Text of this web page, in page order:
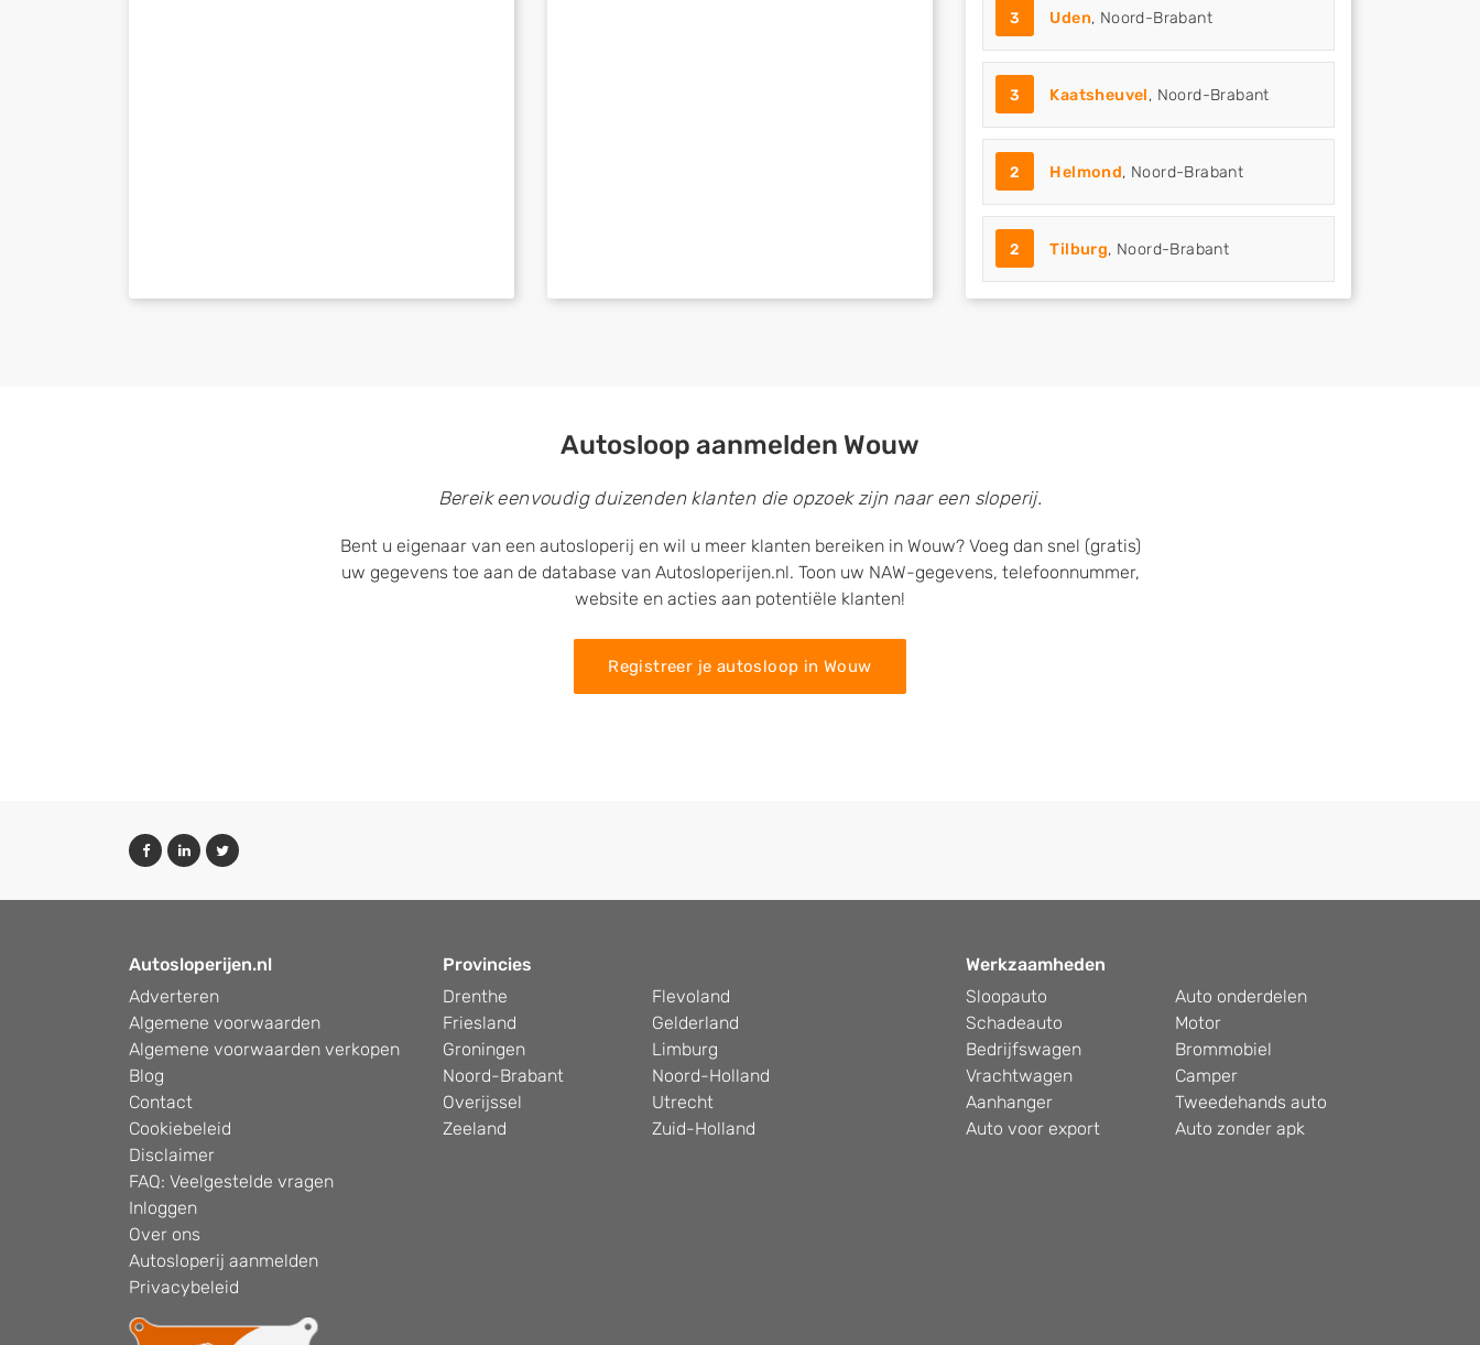
3 Uden, Noord-Brabant
3 Kaatsheuvel, Noord-Brabant
2 Helmond, Noord-Brabant
2 Tilburg, Noord-Brabant
Autosloop aanmelden Wouw
Bereik eenvoudig duizenden klanten die opzoek zijn naar een sloperij.
Bent u eigenaar van een autosloperij en wil u meer klanten bereiken in Wouw? Voeg dan snel (gratis)
uw gegevens toe aan de database van Autosloperijen.nl. Toon uw NAW-gegevens, telefoonnummer,
website en acties aan potentiële klanten!
Registreer je autosloop in Wouw
Autosloperijen.nl
Adverteren
Algemene voorwaarden
Algemene voorwaarden verkopen
Blog
Contact
Cookiebeleid
Disclaimer
FAQ: Veelgestelde vragen
Inloggen
Over ons
Autosloperij aanmelden
Privacybeleid
Provincies
Drenthe
Flevoland
Friesland
Gelderland
Groningen
Limburg
Noord-Brabant
Noord-Holland
Overijssel
Utrecht
Zeeland
Zuid-Holland
Werkzaamheden
Sloopauto
Auto onderdelen
Schadeauto
Motor
Bedrijfswagen
Brommobiel
Vrachtwagen
Camper
Aanhanger
Tweedehands auto
Auto voor export
Auto zonder apk